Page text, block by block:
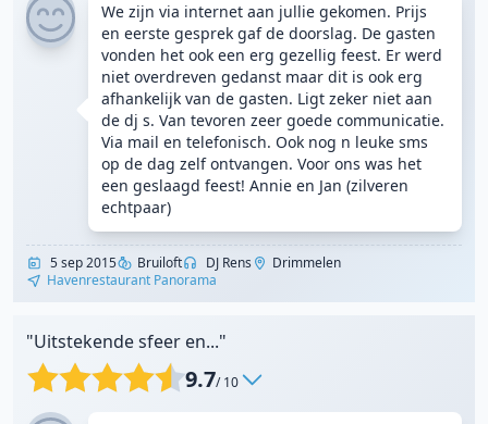
We zijn via internet aan jullie gekomen. Prijs
en eerste gesprek gaf de doorslag. De gasten
vonden het ook een erg gezellig feest. Er werd
niet overdreven gedanst maar dit is ook erg
afhankelijk van de gasten. Ligt zeker niet aan
de dj s. Van tevoren zeer goede communicatie.
Via mail en telefonisch. Ook nog n leuke sms
op de dag zelf ontvangen. Voor ons was het
een geslaagd feest! Annie en Jan (zilveren
echtpaar)
5 sep 2015 Bruiloft DJ Rens
Drimmelen
Havenrestaurant Panorama
"Uitstekende sfeer en..."
9.7/ 10